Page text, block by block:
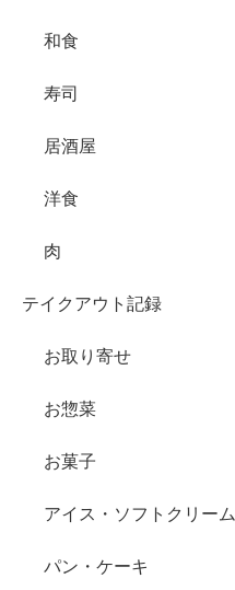
和食
寿司
居酒屋
洋食
肉
テイクアウト記録
お取り寄せ
お惣菜
お菓子
アイス・ソフトクリーム
パン・ケーキ